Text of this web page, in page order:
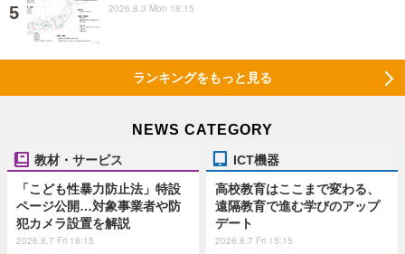
2026.8.3 Mon 18:15
ランキングをもっと見る
NEWS CATEGORY
教材・サービス
「こども性暴力防止法」特設
ページ公開…対象事業者や防
犯カメラ設置を解説
2026.8.7 Fri 18:15
ICT機器
高校教育はここまで変わる、
遠隔教育で進む学びのアップ
デート
2026.8.7 Fri 15:15